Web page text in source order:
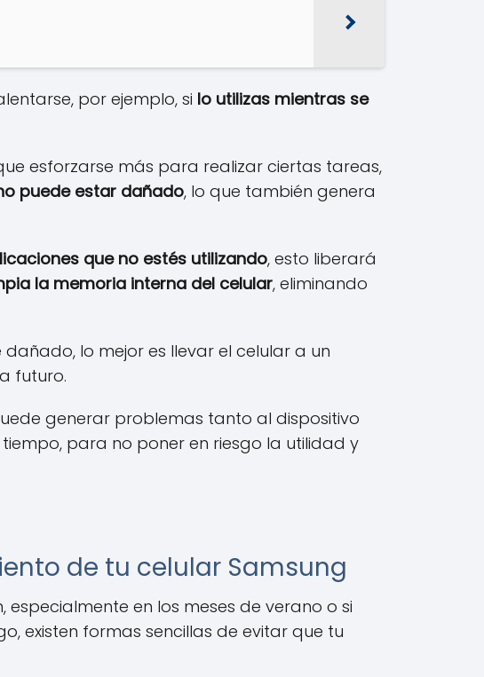
por ejemplo, si lo utilizas mientras se
esforzarse más para realizar ciertas tareas,
puede estar dañado, lo que también genera
que no estés utilizando, esto liberará
la memoria interna del celular, eliminando
lo mejor es llevar el celular a un
futuro.
generar problemas tanto al dispositivo
para no poner en riesgo la utilidad y
de tu celular Samsung
en los meses de verano o si
existen formas sencillas de evitar que tu